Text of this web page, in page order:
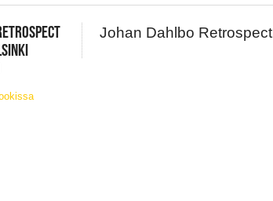
Johan Dahlbo Retrospect